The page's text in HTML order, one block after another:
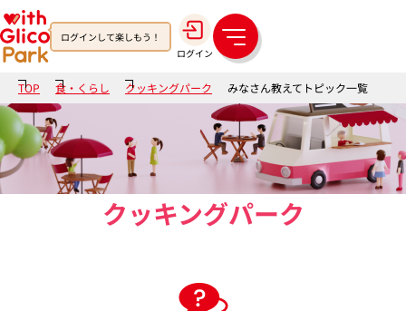
ログインして楽しもう！
ログイン
メ
ニ
ュ
ー
TOP 食・くらし クッキングパーク みなさん教えてトピック一覧
クッキングパーク